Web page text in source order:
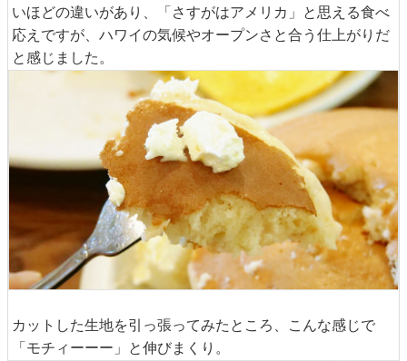
いほどの違いがあり、「さすがはアメリカ」と思える食べ
応えですが、ハワイの気候やオープンさと合う仕上がりだ
と感じました。
カットした生地を引っ張ってみたところ、こんな感じで
「モチィーーー」と伸びまくり。